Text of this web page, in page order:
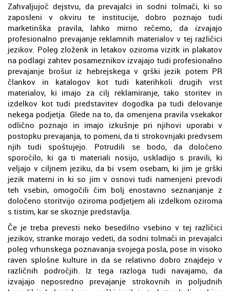
Zahvaljujoč dejstvu, da prevajalci in sodni tolmači, ki so
zaposleni v okviru te institucije, dobro poznajo tudi
marketinška pravila, lahko mirno rečemo, da izvajajo
profesionalno prevajanje reklamnih materialov v tej različici
jezikov. Poleg zloženk in letakov oziroma vizitk in plakatov
na podlagi zahtev posameznikov izvajajo tudi profesionalno
prevajanje brošur iz hebrejskega v grški jezik potem PR
člankov in katalogov kot tudi katerihkoli drugih vrst
materialov, ki imajo za cilj reklamiranje, tako storitev in
izdelkov kot tudi predstavitev dogodka pa tudi delovanje
nekega podjetja. Glede na to, da omenjena pravila vsekakor
odlično poznajo in imajo izkušnje pri njihovi uporabi v
postopku prevajanja, to pomeni, da ti strokovnjaki predvsem
njih tudi spoštujejo. Potrudili se bodo, da določeno
sporočilo, ki ga ti materiali nosijo, uskladijo s pravili, ki
veljajo v ciljnem jeziku, da bi vsem osebam, ki jim je grški
jezik materni in ki so jim v osnovi tudi namenjeni prevodi
teh vsebin, omogočili čim bolj enostavno seznanjanje z
določeno storitvijo oziroma podjetjem ali izdelkom oziroma
s tistim, kar se skoznje predstavlja.
Če je treba prevesti neko besedilno vsebino v tej različici
jezikov, stranke morajo vedeti, da sodni tolmači in prevajalci
poleg vrhunskega poznavanja svojega posla, pose in visoko
raven splošne kulture in da se relativno dobro znajdejo v
različnih področjih. Iz tega razloga tudi navajamo, da
izvajajo neposredno prevajanje strokovnih in poljudnih